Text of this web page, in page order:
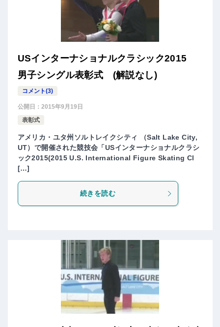
USインターナショナルクラシック2015
男子シングル表彰式 (解説なし)
コメント(3)
公開日： 2015年9月19日
表彰式
アメリカ・ユタ州ソルトレイクシティ （Salt Lake City,
UT）で開催された競技会「USインターナショナルクラシ
ック2015(2015 U.S. International Figure Skating Cl
[…]
続きを読む